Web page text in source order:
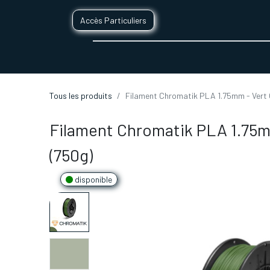
Accès Particuliers
Tous les produits Filament Chromatik PLA 1.75mm - Vert
Filament Chromatik PLA
(750g)
disponible